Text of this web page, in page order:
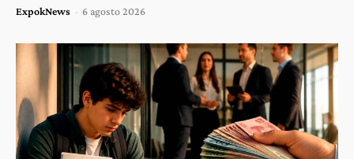
ExpokNews - 6 agosto 2026